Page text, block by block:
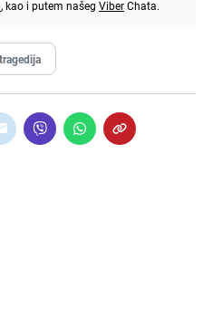
, kao i putem našeg ViberChata.